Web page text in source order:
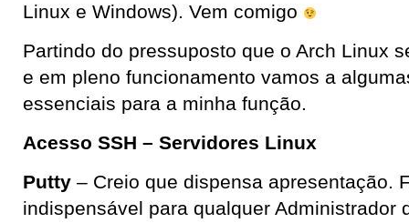
Linux e Windows). Vem comigo
Partindo do pressuposto que o Arch Linux
e em pleno funcionamento vamos a
essenciais para a minha função.
Acesso SSH – Servidores Linux
Putty – Creio que dispensa apresentação.
indispensável para qualquer Administrador